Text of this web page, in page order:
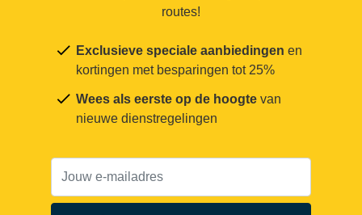
routes!
Exclusieve speciale aanbiedingen en
kortingen met besparingen tot 25%
Wees als eerste op de hoogte van
nieuwe dienstregelingen